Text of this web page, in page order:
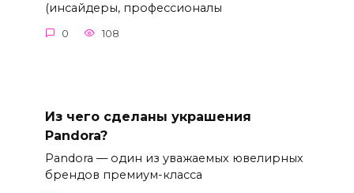
(инсайдеры, профессионалы
0 108
Из чего сделаны украшения
Pandora?
Pandora — один из уважаемых ювелирных
брендов премиум-класса